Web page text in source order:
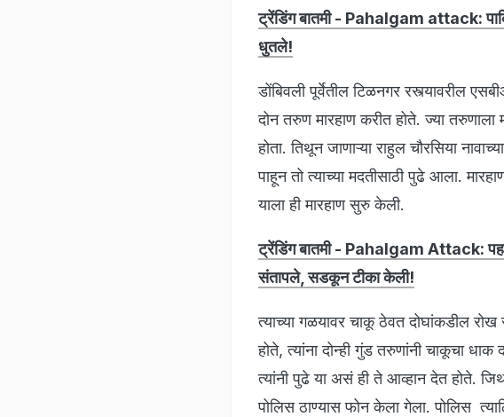
ट्रेंडिंग बातमी - Pahalgam attack:
धुतले!
डोंबिवली पूर्वेतील टिळनगर रस्त्यावरील
दोन तरुण मारहाण करीत होते. ज्या
होता. तिथून जाणाऱ्या राहुल चौरसिया
पाहून तो त्याच्या मदतीसाठी पुढे आला.
याला ही मारहाण सुरु केली.
ट्रेंडिंग बातमी - Pahalgam Attack:
संतापले, सडकून टीका केली!
त्याच्या गळयावर चाकू ठेवत दोघांकडील
होते, त्यांना दोन्ही गुंड तरुणांनी चाकूचा
त्यांनी पुढे या असं ही ते आव्हान देत होते.
पोलिस ठाण्यास फोन केला गेला. पोलिस